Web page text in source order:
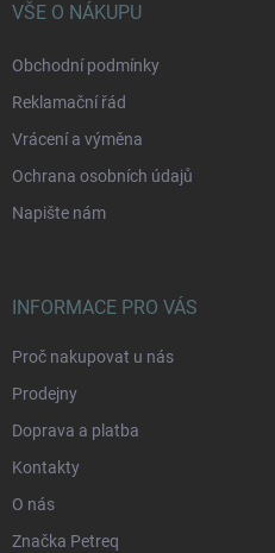
VŠE O NÁKUPU
Obchodní podmínky
Reklamační řád
Vrácení a výměna
Ochrana osobních údajů
Napište nám
INFORMACE PRO VÁS
Proč nakupovat u nás
Prodejny
Doprava a platba
Kontakty
O nás
Značka Petreq